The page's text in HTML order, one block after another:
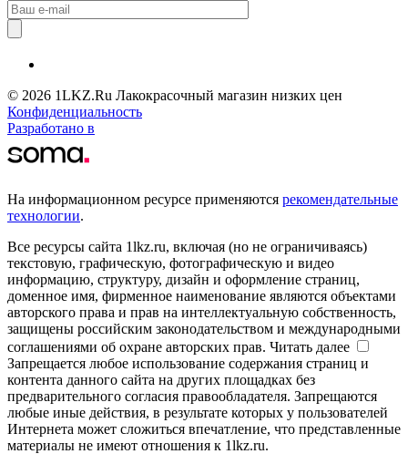
© 2026 1LKZ.Ru Лакокрасочный магазин низких цен
Конфиденциальность
Разработано в
На информационном ресурсе применяются рекомендательные
технологии.
Все ресурсы сайта 1lkz.ru, включая (но не ограничиваясь)
текстовую, графическую, фотографическую и видео
информацию, структуру, дизайн и оформление страниц,
доменное имя, фирменное наименование являются объектами
авторского права и прав на интеллектуальную собственность,
защищены российским законодательством и международными
соглашениями об охране авторских прав. Читать далее
Запрещается любое использование содержания страниц и
контента данного сайта на других площадках без
предварительного согласия правообладателя. Запрещаются
любые иные действия, в результате которых у пользователей
Интернета может сложиться впечатление, что представленные
материалы не имеют отношения к 1lkz.ru.